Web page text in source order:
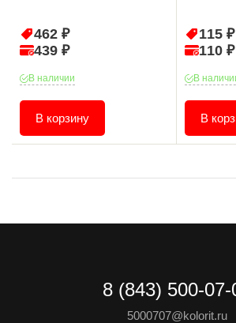
462 ₽
439 ₽
В наличии
В корзину
115 ₽
110 ₽
В
В
8 (843) 500-07-
5000707@kolorit.ru